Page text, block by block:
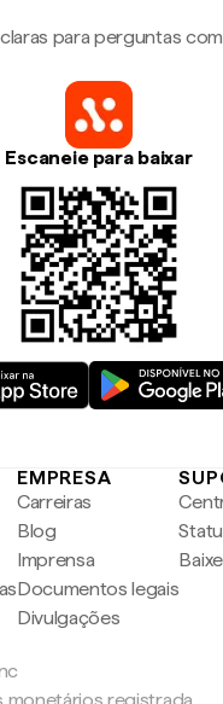
para perguntas
Escaneie para baixar
EMPRESA
Carreiras
Blog
Imprensa
Documentos legais
Divulgações